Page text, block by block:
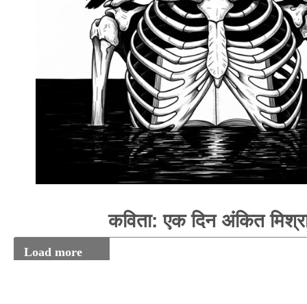
कविता: एक दिन अंकित
Load more